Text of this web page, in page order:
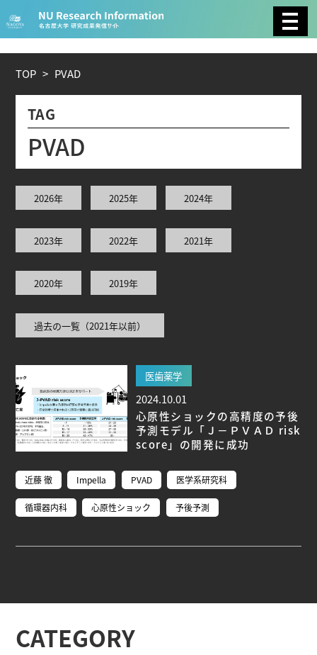
CATEGORY
工学 情報学 数物系科学
人文学
理学研究科 (221) 工学研究科 (211)
(177)
生命農学研究科 (116)
ブ生命分子研究所 (75)
報学研究科 (47)
植物 (33) 機械学習 (31)
研究院 (26)
生物機能開発利用研究センター (24)
境医学研究所 (23)
進化 (23)
宇宙 (21)
創薬科学研究科 (20)
シロイヌナズ
ナ (19)
オーロラ (17)
Research VIDEOS
Researchers' VOICE
研究者総覧
TOP > PVAD
TAG
PVAD
2026年 2025年 2024年
2023年 2022年 2021年
2020年 2019年
過去の一覧（2021年以前）
医歯薬学
2024.10.01
心原性ショックの高精度の予後
予測モデル「Ｊ－ＰＶＡＤ risk
score」の開発に成功
近藤 徹 Impella PVAD 医学系研究科
循環器内科 心原性ショック 予後予測
CATEGORY